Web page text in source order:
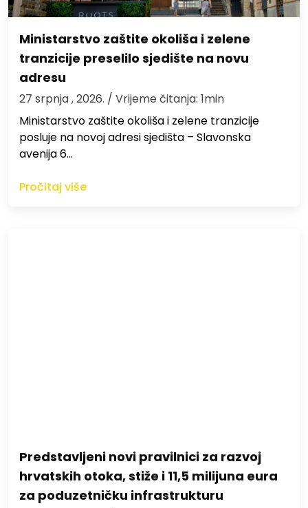
Ministarstvo zaštite okoliša i zelene
tranzicije preselilo sjedište na novu
adresu
27 srpnja , 2026. / Vrijeme čitanja: 1min
Ministarstvo zaštite okoliša i zelene tranzicije
posluje na novoj adresi sjedišta – Slavonska
avenija 6…
Pročitaj više
Predstavljeni novi pravilnici za razvoj
hrvatskih otoka, stiže i 11,5 milijuna eura
za poduzetničku infrastrukturu